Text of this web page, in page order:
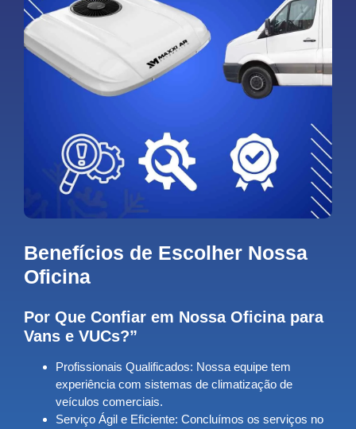
Benefícios de Escolher Nossa
Oficina
Por Que Confiar em Nossa Oficina para
Vans e VUCs?”
Profissionais Qualificados: Nossa equipe tem
experiência com sistemas de climatização de
veículos comerciais.
Serviço Ágil e Eficiente: Concluímos os serviços no